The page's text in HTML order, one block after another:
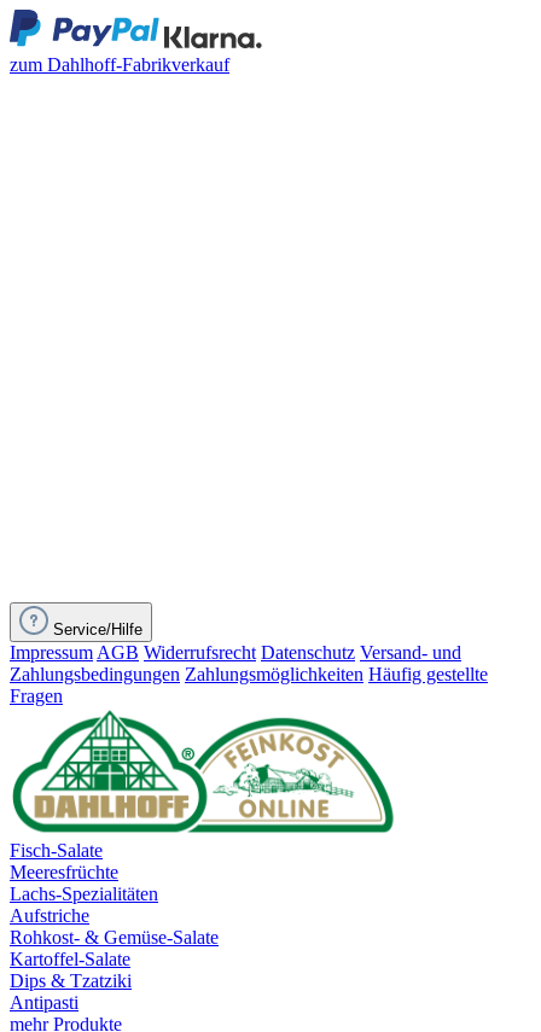
zum Dahlhoff-Fabrikverkauf
Service/Hilfe
Impressum AGB Widerrufsrecht Datenschutz Versand- und
Zahlungsbedingungen Zahlungsmöglichkeiten Häufig gestellte
Fragen
Fisch-Salate
Meeresfrüchte
Lachs-Spezialitäten
Aufstriche
Rohkost- & Gemüse-Salate
Kartoffel-Salate
Dips & Tzatziki
Antipasti
mehr Produkte